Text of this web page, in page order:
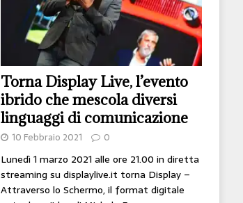
Torna Display Live, l’evento
ibrido che mescola diversi
linguaggi di comunicazione
10 Febbraio 2021 0
Lunedì 1 marzo 2021 alle ore 21.00 in diretta
streaming su displaylive.it torna Display –
Attraverso lo Schermo, il format digitale